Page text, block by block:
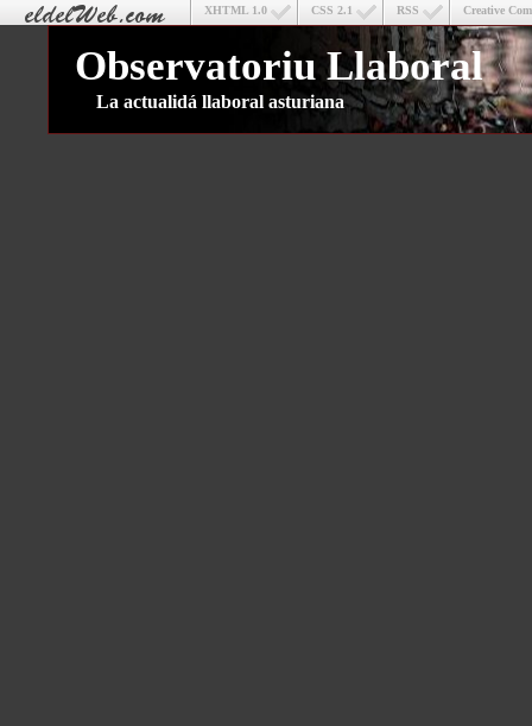
Creative
RSS
CSS 2.1
XHTML 1.0
Observatoriu Llaboral
La actualidá llaboral asturiana